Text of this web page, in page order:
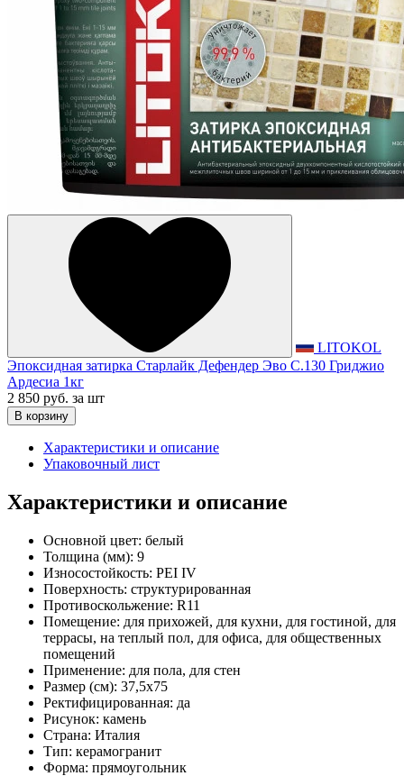
LITOKOL
Эпоксидная затирка Старлайк Дефендер Эво С.130 Гриджио
Ардесиа 1кг
2 850 руб. за шт
В корзину
Характеристики и описание
Упаковочный лист
Характеристики и описание
Основной цвет: белый
Толщина (мм): 9
Износостойкость: PEI IV
Поверхность: структурированная
Противоскольжение: R11
Помещение: для прихожей, для кухни, для гостиной, для
террасы, на теплый пол, для офиса, для общественных
помещений
Применение: для пола, для стен
Размер (см): 37,5x75
Ректифицированная: да
Рисунок: камень
Страна: Италия
Тип: керамогранит
Форма: прямоугольник